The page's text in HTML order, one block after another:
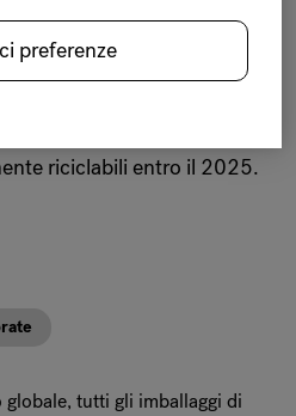
azioni concrete per
dell'industria del
nostro obiettivo, ridurremo
riciclabili entro il 2025.
tutti gli imballaggi di
preferenze